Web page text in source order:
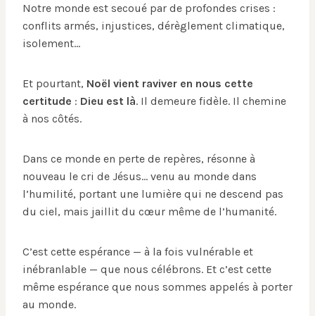
Notre monde est secoué par de profondes crises :
conflits armés, injustices, dérèglement climatique,
isolement…
Et pourtant, Noël vient raviver en nous cette
certitude : Dieu est là. Il demeure fidèle. Il chemine
à nos côtés.
Dans ce monde en perte de repères, résonne à
nouveau le cri de Jésus… venu au monde dans
l’humilité, portant une lumière qui ne descend pas
du ciel, mais jaillit du cœur même de l’humanité.
C’est cette espérance — à la fois vulnérable et
inébranlable — que nous célébrons. Et c’est cette
même espérance que nous sommes appelés à porter
au monde.